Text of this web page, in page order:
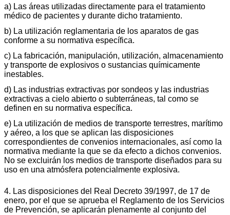
a) Las áreas utilizadas directamente para el tratamiento
médico de pacientes y durante dicho tratamiento.
b) La utilización reglamentaria de los aparatos de gas
conforme a su normativa específica.
c) La fabricación, manipulación, utilización, almacenamiento
y transporte de explosivos o sustancias químicamente
inestables.
d) Las industrias extractivas por sondeos y las industrias
extractivas a cielo abierto o subterráneas, tal como se
definen en su normativa específica.
e) La utilización de medios de transporte terrestres, marítimo
y aéreo, a los que se aplican las disposiciones
correspondientes de convenios internacionales, así como la
normativa mediante la que se da efecto a dichos convenios.
No se excluirán los medios de transporte diseñados para su
uso en una atmósfera potencialmente explosiva.
4. Las disposiciones del Real Decreto 39/1997, de 17 de
enero, por el que se aprueba el Reglamento de los Servicios
de Prevención, se aplicarán plenamente al conjunto del